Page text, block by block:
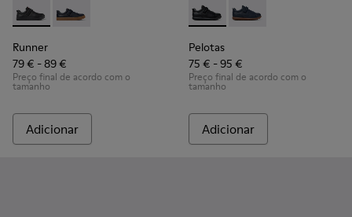
Runner - K800319-001 - Ténis pretos em pele e têxtil para
Runner - K800319-006 - Sapatilhas azuis de pele e
Runner
79 € - 89 €
Preço final de acordo com o
tamanho
Adicionar
Pelotas - K800316-003 -
Pelotas - K800316-
Pelotas
75 € - 95 €
Preço final de acordo com o
tamanho
Adicionar